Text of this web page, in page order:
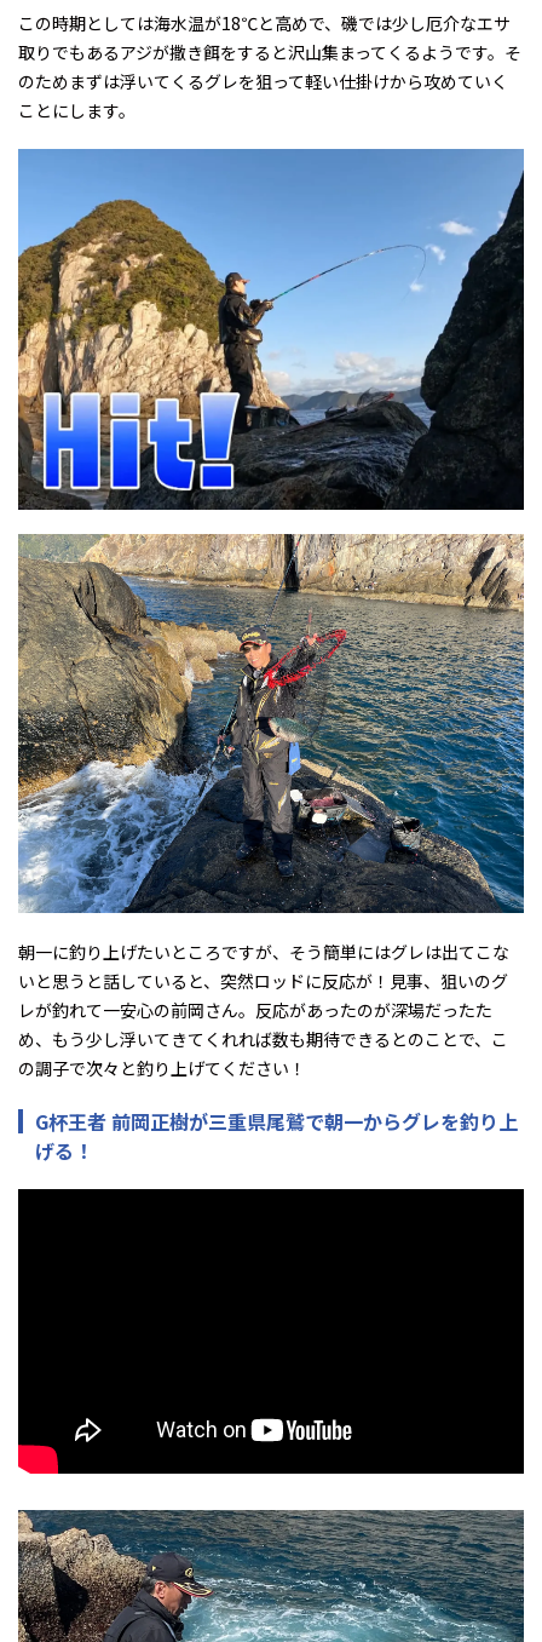
この時期としては海水温が18℃と高めで、磯では少し厄介なエサ
取りでもあるアジが撒き餌をすると沢山集まってくるようです。そ
のためまずは浮いてくるグレを狙って軽い仕掛けから攻めていく
ことにします。
朝一に釣り上げたいところですが、そう簡単にはグレは出てこな
いと思うと話していると、突然ロッドに反応が！見事、狙いのグ
レが釣れて一安心の前岡さん。反応があったのが深場だったた
め、もう少し浮いてきてくれれば数も期待できるとのことで、こ
の調子で次々と釣り上げてください！
G杯王者 前岡正樹が三重県尾鷲で朝一からグレを釣り上
げる！